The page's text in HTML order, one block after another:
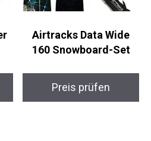
Airtracks Data Wide